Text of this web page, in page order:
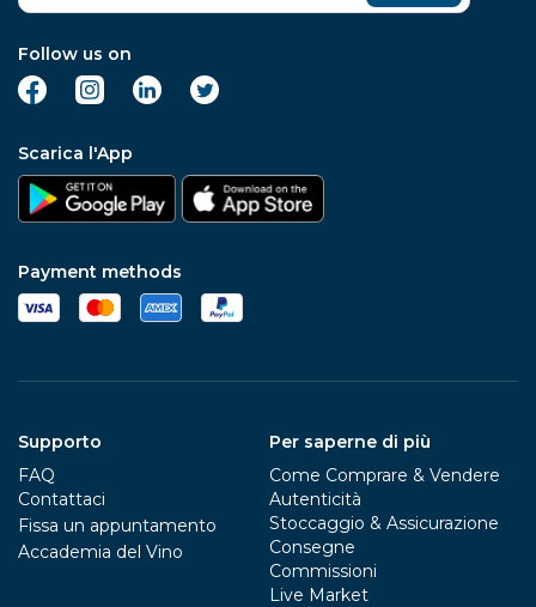
Follow us on
Scarica l'App
Payment methods
Supporto
FAQ
Contattaci
Fissa un appuntamento
Accademia del Vino
Per saperne di più
Come Comprare & Vendere
Autenticità
Stoccaggio & Assicurazione
Consegne
Commissioni
Live Market